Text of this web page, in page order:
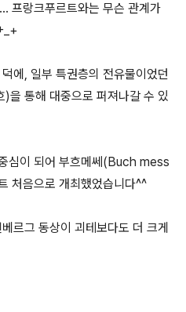
프랑크푸르트와는 무슨 관계가
에, 일부 특권층의 전유물이었던
통해 대중으로 퍼져나갈 수 있
심이 되어 부흐메쎄(Buch mess
처음으로 개최했었습니다^^
르그 동상이 괴테보다도 더 크게